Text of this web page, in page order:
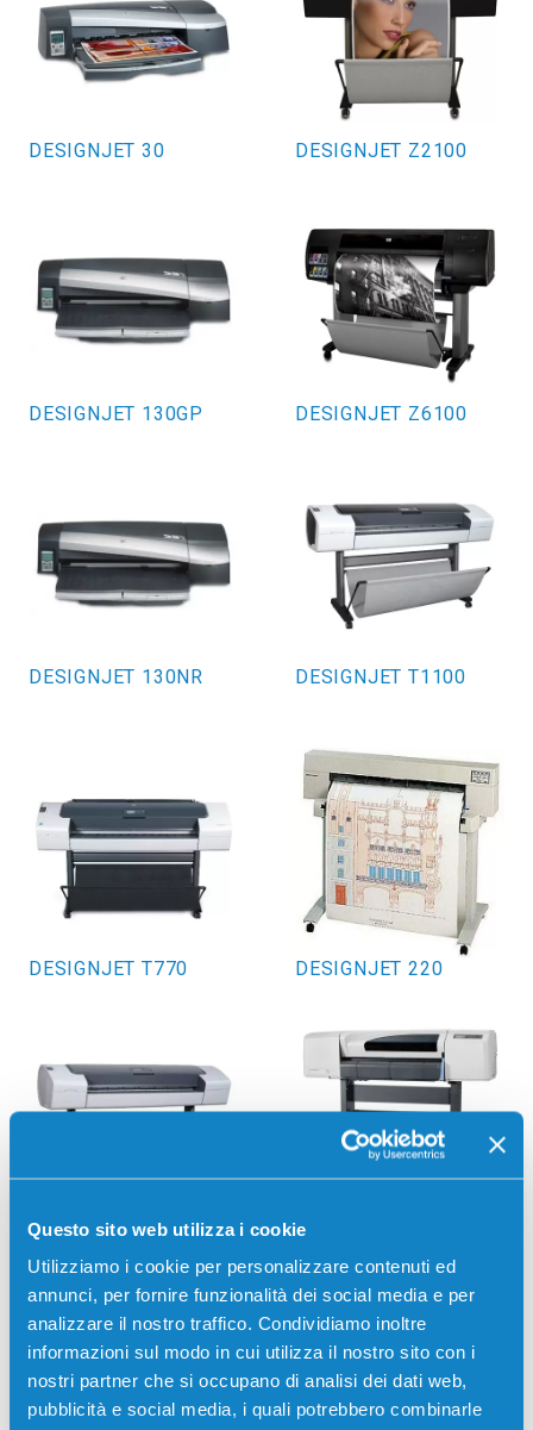
Questo sito web utilizza i cookie
Utilizziamo i cookie per personalizzare contenuti ed
annunci, per fornire funzionalità dei social media e per
analizzare il nostro traffico. Condividiamo inoltre
informazioni sul modo in cui utilizza il nostro sito con i
nostri partner che si occupano di analisi dei dati web,
pubblicità e social media, i quali potrebbero combinarle
DESIGNJET 30
DESIGNJET 130GP
DESIGNJET 130NR
DESIGNJET Z2100
DESIGNJET Z6100
DESIGNJET T1100
DESIGNJET T770
DESIGNJET T610
DESIGNJET 220
DESIGNJET 200